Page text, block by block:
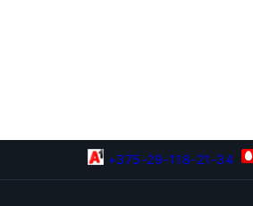
+375-29-118-21-34